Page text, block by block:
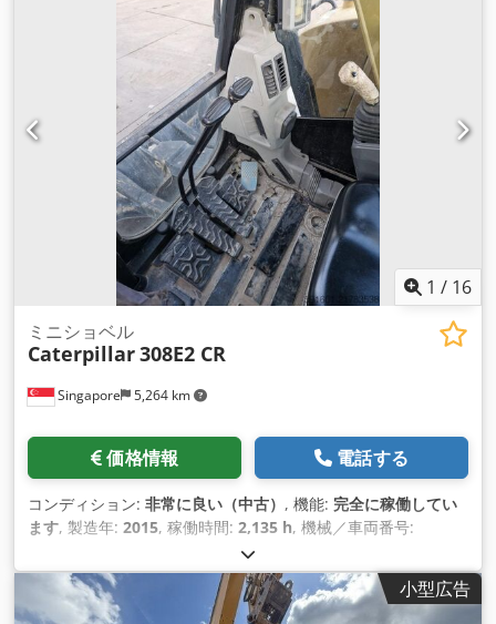
1 / 16
Singapore 5,264 km
ミニショベル
Caterpillar308E2 CR
価格情報 電話する
コンディション: 非常に良い（中古） , 機能: 完全に稼働してい
ます, 製造年: 2015, 稼働時間: 2,135 h, 機械／車両番号:
小型広告